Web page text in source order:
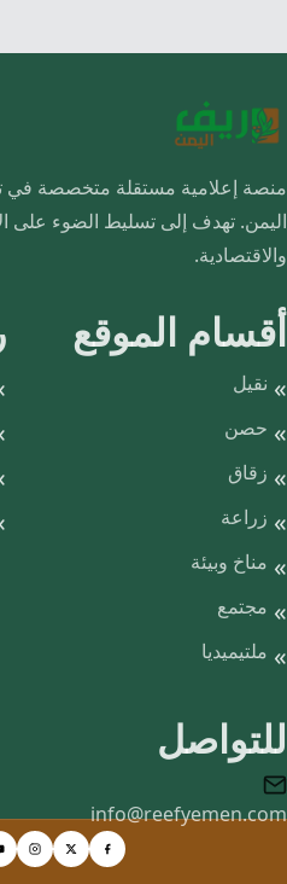
منصة إعلامية مستقلة متخصصة في
اليمن. تهدف إلى تسليط الضوء على
والاقتصادية.
أقسام الموقع
نقيل
حصن
زقاق
زراعة
مناخ وبيئة
مجتمع
ملتيميديا
للتواصل
info@reefyemen.com